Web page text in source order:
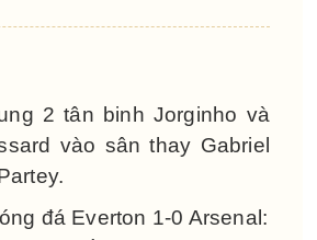
2 tân binh Jorginho và
vào sân thay Gabriel